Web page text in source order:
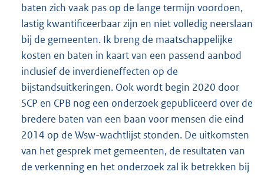
baten zich vaak pas op de lange termijn voordoen,
lastig kwantificeerbaar zijn en niet volledig neerslaan
bij de gemeenten. Ik breng de maatschappelijke
kosten en baten in kaart van een passend aanbod
inclusief de inverdieneffecten op de
bijstandsuitkeringen. Ook wordt begin 2020 door
SCP en CPB nog een onderzoek gepubliceerd over de
bredere baten van een baan voor mensen die eind
2014 op de Wsw-wachtlijst stonden. De uitkomsten
van het gesprek met gemeenten, de resultaten van
de verkenning en het onderzoek zal ik betrekken bij